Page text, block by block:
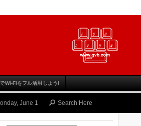
WI-FIをフル活用しよう!
12, 2023 ゴルファーのための グアム旅行の魅力